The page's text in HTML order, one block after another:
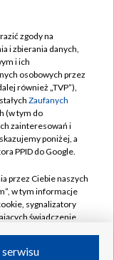
zgody na
i zbierania danych,
i ich
osobowych przez
również „TVP”),
Zaufanych
(w tym do
zainteresowań i
poniżej, a
PPID do Google.
przez Ciebie naszych
w tym informacje
sygnalizatory
świadczenie